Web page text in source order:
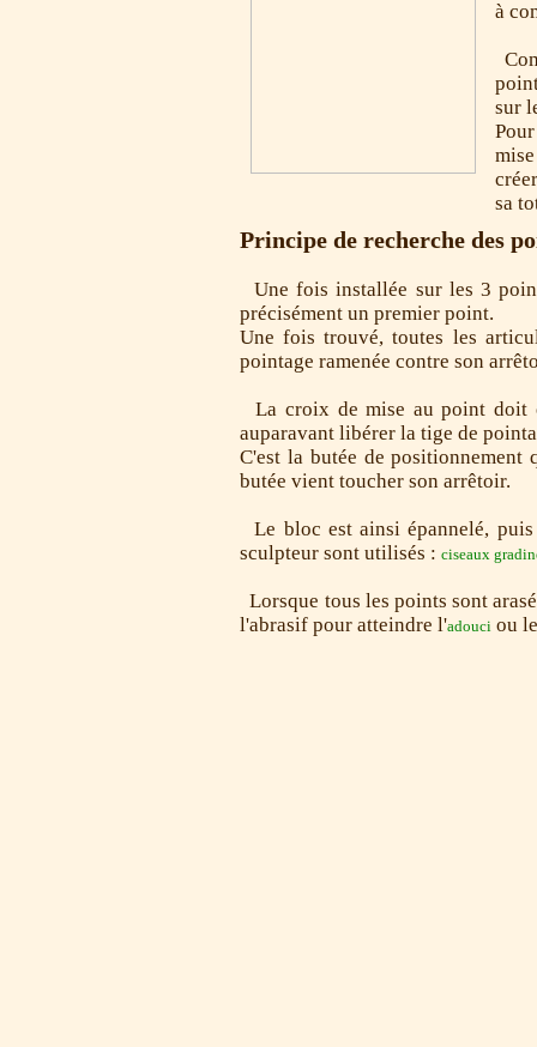
à
sur
sa
Principe de recherche des
Une fois installée sur les 3
précisément un premier point.
Une fois trouvé, toutes les
pointage ramenée contre son
La croix de mise au point doit
auparavant libérer la tige de
C'est la butée de
butée vient toucher son arrêtoir.
Le bloc est ainsi épannelé,
sculpteur sont utilisés : ciseaux
Lorsque tous les points sont
l'abrasif pour atteindre l'adouci ou